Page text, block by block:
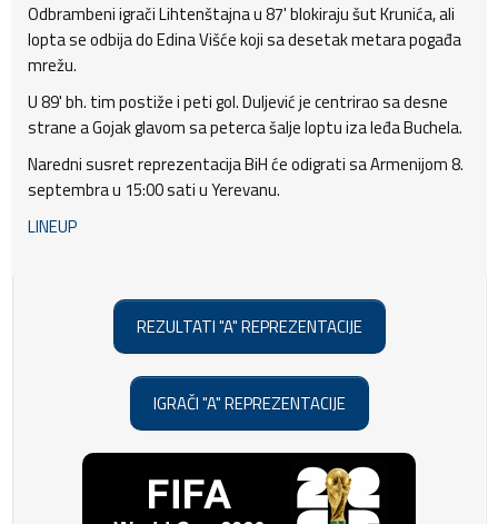
Odbrambeni igrači Lihtenštajna u 87' blokiraju šut Krunića, ali
lopta se odbija do Edina Višće koji sa desetak metara pogađa
mrežu.
U 89' bh. tim postiže i peti gol. Duljević je centrirao sa desne
strane a Gojak glavom sa peterca šalje loptu iza leđa Buchela.
Naredni susret reprezentacija BiH će odigrati sa Armenijom 8.
septembra u 15:00 sati u Yerevanu.
LINEUP
REZULTATI "A" REPREZENTACIJE
IGRAČI "A" REPREZENTACIJE